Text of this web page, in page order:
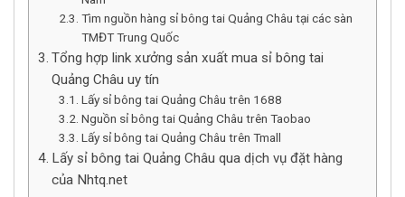
Tìm nguồn hàng sỉ bông tai Quảng Châu tại các sàn
TMĐT Trung Quốc
Tổng hợp link xưởng sản xuất mua sỉ bông tai
Quảng Châu uy tín
Lấy sỉ bông tai Quảng Châu trên 1688
Nguồn sỉ bông tai Quảng Châu trên Taobao
Lấy sỉ bông tai Quảng Châu trên Tmall
Lấy sỉ bông tai Quảng Châu qua dịch vụ đặt hàng
của Nhtq.net